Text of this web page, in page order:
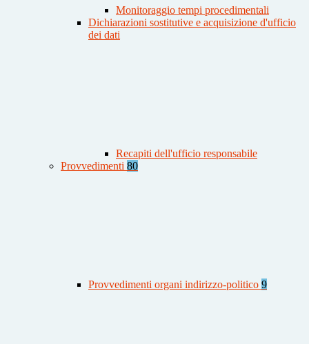
Monitoraggio tempi procedimentali
Dichiarazioni sostitutive e acquisizione d'ufficio
dei dati
Recapiti dell'ufficio responsabile
Provvedimenti 80
Provvedimenti organi indirizzo-politico 9